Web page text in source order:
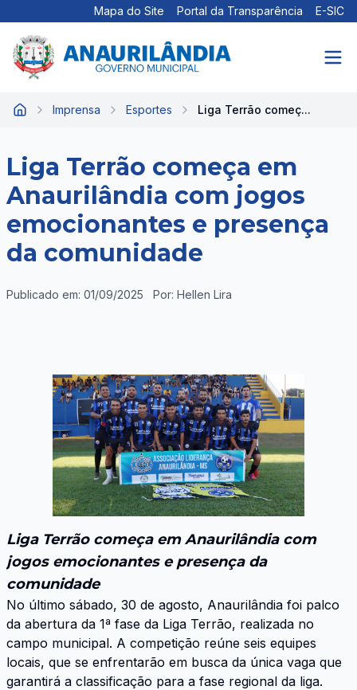
Mapa do Site Portal da Transparência E-SIC
Início Imprensa Esportes Liga Terrão começ...
Liga Terrão começa em
Anaurilândia com jogos
emocionantes e presença
da comunidade
Publicado em: 01/09/2025 Por: Hellen Lira
Liga Terrão começa em Anaurilândia com
jogos emocionantes e presença da
comunidade
No último sábado, 30 de agosto, Anaurilândia foi palco
da abertura da 1ª fase da Liga Terrão, realizada no
campo municipal. A competição reúne seis equipes
locais, que se enfrentarão em busca da única vaga que
garantirá a classificação para a fase regional da liga.